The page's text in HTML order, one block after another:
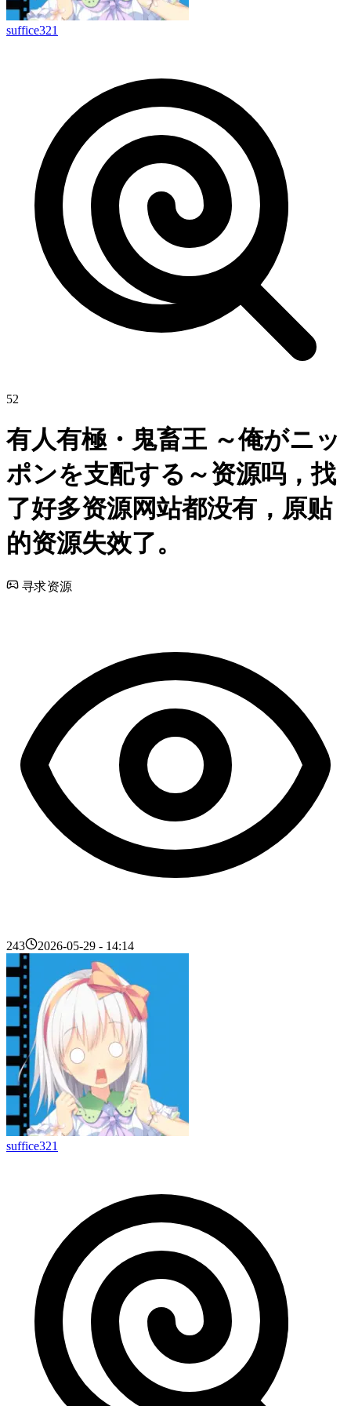
suffice321
52
有人有極・鬼畜王 ～俺がニッ
ポンを支配する～资源吗，找
了好多资源网站都没有，原贴
的资源失效了。
寻求资源
243 2026-05-29 - 14:14
suffice321